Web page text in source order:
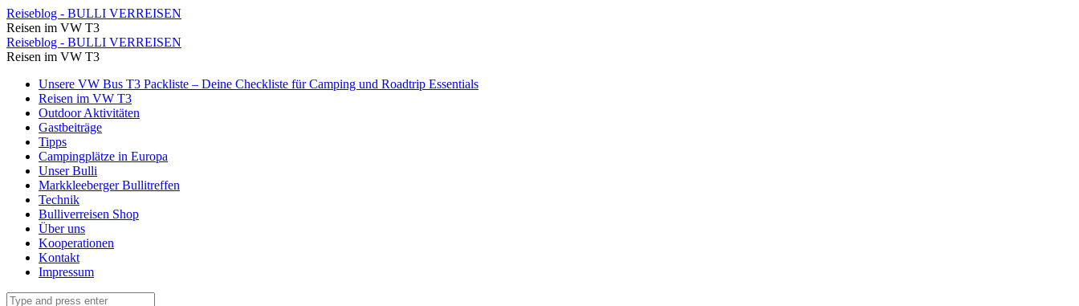
Hier
die
Übersichtskarte
der
Plätze
Deutschland
Reiseblog
BULLI
VERREISEN
Reiseblog - BULLI VERREISEN
Reisen im VW T3
Hier
die
Übersichtskarte
der
Plätze
Deutschland
Reiseblog
BULLI
VERREISEN
Reiseblog - BULLI VERREISEN
Reisen im VW T3
Skip
content
Unsere VW Bus T3 Packliste – Deine Checkliste für Camping und Roadtrip Essentials
Reisen im VW T3
Outdoor Aktivitäten
Gastbeiträge
Tipps
Campingplätze in Europa
Unser Bulli
Markkleeberger Bullitreffen
Technik
Bulliverreisen Shop
Über uns
Kooperationen
Kontakt
Impressum
Search